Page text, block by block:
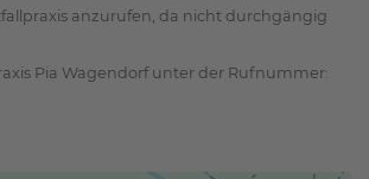
anzurufen, da nicht durchgängig
Pia Wagendorf unter der Rufnummer: